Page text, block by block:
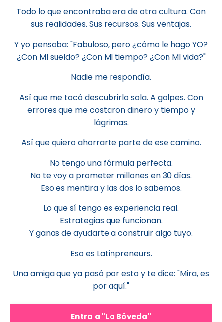
Todo lo que encontraba era de otra cultura. Con
sus realidades. Sus recursos. Sus ventajas.
Y yo pensaba: "Fabuloso, pero ¿cómo le hago YO?
¿Con MI sueldo? ¿Con MI tiempo? ¿Con MI vida?"
Nadie me respondía.
Así que me tocó descubrirlo sola. A golpes. Con
errores que me costaron dinero y tiempo y
lágrimas.
Así que quiero ahorrarte parte de ese camino.
No tengo una fórmula perfecta.
No te voy a prometer millones en 30 días.
Eso es mentira y las dos lo sabemos.
Lo que sí tengo es experiencia real.
Estrategias que funcionan.
Y ganas de ayudarte a construir algo tuyo.
Eso es Latinpreneurs.
Una amiga que ya pasó por esto y te dice: "Mira, es
por aquí."
Entra a "La Bóveda"